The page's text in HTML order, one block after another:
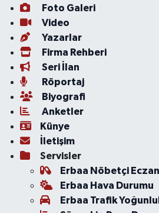
Foto Galeri
Video
Yazarlar
Firma Rehberi
Seri İlan
Röportaj
Biyografi
Anketler
Künye
İletişim
Servisler
Erbaa Nöbetçi
Erbaa Hava Durumu
Erbaa Trafik